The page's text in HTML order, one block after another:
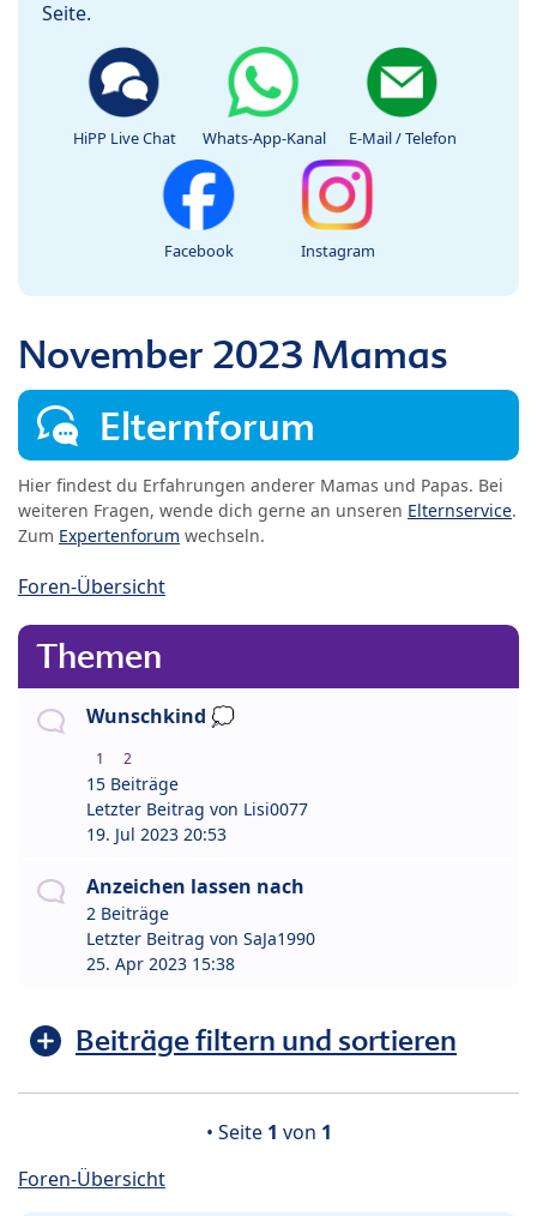
Seite.
HiPP Live Chat Whats-App-Kanal E-Mail / Telefon
Facebook Instagram
November 2023 Mamas
Elternforum
Hier findest du Erfahrungen anderer Mamas und Papas. Bei
weiteren Fragen, wende dich gerne an unseren Elternservice.
Zum Expertenforum wechseln.
Foren-Übersicht
Themen
Wunschkind 💭
1 2
15 Beiträge
Letzter Beitrag von Lisi0077
19. Jul 2023 20:53
Anzeichen lassen nach
2 Beiträge
Letzter Beitrag von SaJa1990
25. Apr 2023 15:38
Beiträge filtern und sortieren
• Seite 1 von 1
Foren-Übersicht